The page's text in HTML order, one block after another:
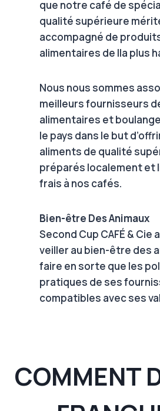
que notre café de
qualité supérieure
accompagné de
alimentaires de lla plus
Nous nous sommes
meilleurs fournisseurs
alimentaires et
le pays dans le but
aliments de qualité
préparés localement et
frais à nos cafés.
Bien-être Des Animaux
Second Cup CAFÉ & Cie
veiller au bien-être des
faire en sorte que les
pratiques de ses
compatibles avec ses
COMMENT